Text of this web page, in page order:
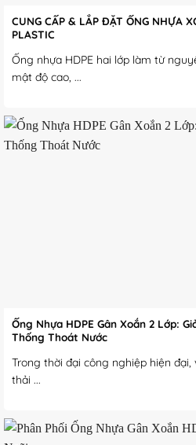
CUNG CẤP & LẮP ĐẶT ỐNG NHỰA
PLASTIC
Ống nhựa HDPE hai lớp làm từ
mật độ cao, ...
Ống Nhựa HDPE Gân Xoắn 2 Lớp:
Thống Thoát Nước
Trong thời đại công nghiệp hiện
thải ...